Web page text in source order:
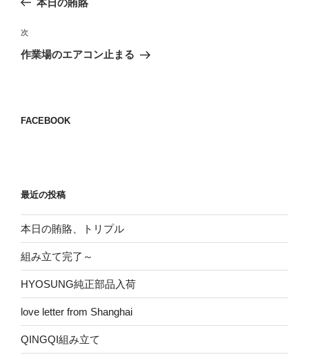
ナ
ビ
ゲ
ン
稿
次
の
次
作業場のエアコン止まる
FACEBOOK
最近の投稿
本日の賄賂、トリプル
組み立て完了～
HYOSUNG純正部品入荷
love letter from Shanghai
QINGQI組み立て